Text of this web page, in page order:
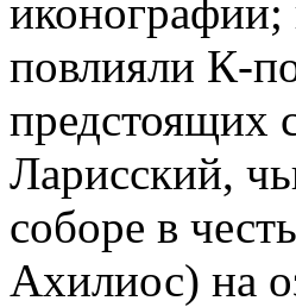
иконографии;
повлияли К-
предстоящих
Ларисский,
соборе в
Ахилиос) на